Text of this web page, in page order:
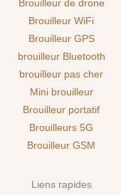
Brouilleur de drone
Brouilleur WiFi
Brouilleur GPS
brouilleur Bluetooth
brouilleur pas cher
Mini brouilleur
Brouilleur portatif
Brouilleurs 5G
Brouilleur GSM
Liens rapides